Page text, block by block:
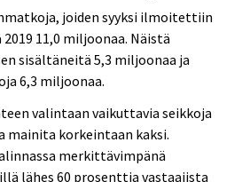
joiden syyksi ilmoitettiin
11,0 miljoonaa. Näistä
sisältäneitä 5,3 miljoonaa ja
6,3 miljoonaa.
valintaan vaikuttavia seikkoja
mainita korkeintaan kaksi.
merkittävimpänä
lähes 60 prosenttia vastaajista